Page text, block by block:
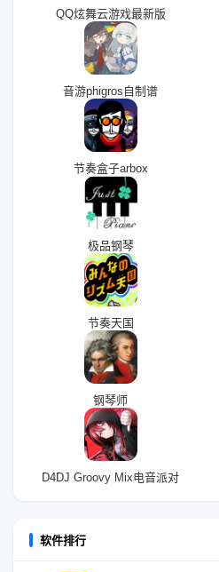
QQ炫舞云游戏最新版
音游phigros自制谱
节奏盒子arbox
极品钢琴
节奏天国
钢琴师
D4DJ Groovy Mix电音派对
软件排行